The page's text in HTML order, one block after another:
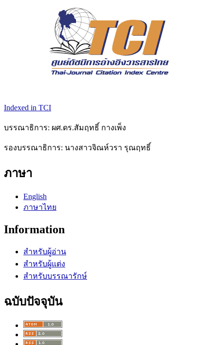
Indexed in TCI
บรรณาธิการ: ผศ.ดร.สัมฤทธิ์ กางเพ็ง
รองบรรณาธิการ: นางสาวจิณห์วรา รุณฤทธิ์
ภาษา
English
ภาษาไทย
Information
สำหรับผู้อ่าน
สำหรับผู้แต่ง
สำหรับบรรณารักษ์
ฉบับปัจจุบัน